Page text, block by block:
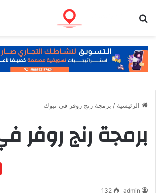
الرئيسية / برمجة رنج روفر في تبوك
برمجة رنج روفر
admin
132